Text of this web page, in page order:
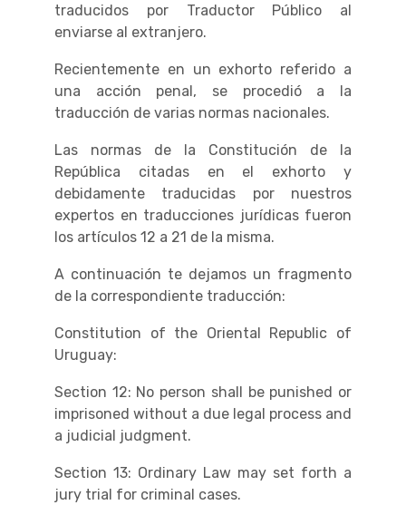
traducidos por Traductor Público al
enviarse al extranjero.
Recientemente en un exhorto referido a
una acción penal, se procedió a la
traducción de varias normas nacionales.
Las normas de la Constitución de la
República citadas en el exhorto y
debidamente traducidas por nuestros
expertos en traducciones jurídicas fueron
los artículos 12 a 21 de la misma.
A continuación te dejamos un fragmento
de la correspondiente traducción:
Constitution of the Oriental Republic of
Uruguay:
Section 12: No person shall be punished or
imprisoned without a due legal process and
a judicial judgment.
Section 13: Ordinary Law may set forth a
jury trial for criminal cases.